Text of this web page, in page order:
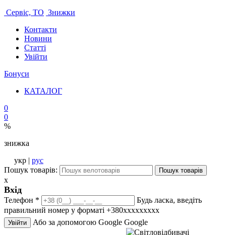
Сервіс, ТО Знижки
Контакти
Новини
Статті
Увійти
Бонуси
КАТАЛОГ
0
0
%
знижка
укр | рус
Пошук товарів:
Пошук товарів
x
Вхід
Телефон *
Будь ласка, введіть
правильний номер у форматі +380ххххххххх
Увійти Або за допомогою Google Google